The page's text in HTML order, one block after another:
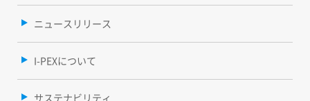
ニュースリリース
I-PEXについて
サステナビリティ